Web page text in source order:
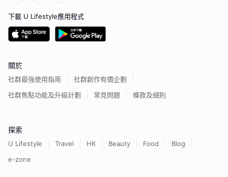
下載 U Lifestyle應用程式
關於
社群最強使用指南
社群創作有價企劃
社群焦點功能及升級計劃
常見問題 條款及細則
探索
U Lifestyle Travel HK Beauty Food
Blog
e-zone